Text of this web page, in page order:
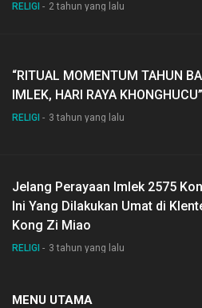
RELIGI 2 tahun yang lalu
“RITUAL MOMENTUM TAHUN
IMLEK, HARI RAYA KHONGHUCU”
RELIGI 3 tahun yang lalu
Jelang Perayaan Imlek 2575
Ini Yang Dilakukan Umat di
Kong Zi Miao
RELIGI 3 tahun yang lalu
MENU UTAMA